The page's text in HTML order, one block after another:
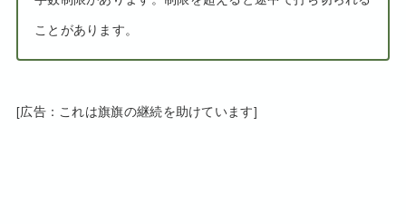
ことがあります。
[広告：これは旗旗の継続を助けています]